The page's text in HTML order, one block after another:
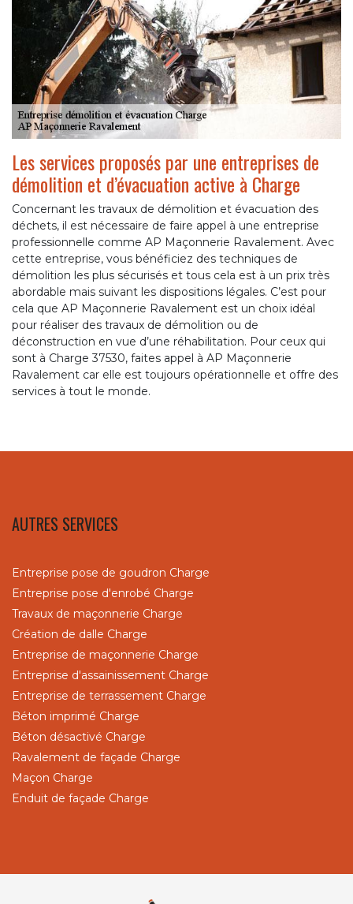
Les services proposés par une entreprises de
démolition et d’évacuation active à Charge
Concernant les travaux de démolition et évacuation des
déchets, il est nécessaire de faire appel à une entreprise
professionnelle comme AP Maçonnerie Ravalement. Avec
cette entreprise, vous bénéficiez des techniques de
démolition les plus sécurisés et tous cela est à un prix très
abordable mais suivant les dispositions légales. C’est pour
cela que AP Maçonnerie Ravalement est un choix idéal
pour réaliser des travaux de démolition ou de
déconstruction en vue d’une réhabilitation. Pour ceux qui
sont à Charge 37530, faites appel à AP Maçonnerie
Ravalement car elle est toujours opérationnelle et offre des
services à tout le monde.
AUTRES SERVICES
Entreprise pose de goudron Charge
Entreprise pose d'enrobé Charge
Travaux de maçonnerie Charge
Création de dalle Charge
Entreprise de maçonnerie Charge
Entreprise d'assainissement Charge
Entreprise de terrassement Charge
Béton imprimé Charge
Béton désactivé Charge
Ravalement de façade Charge
Maçon Charge
Enduit de façade Charge